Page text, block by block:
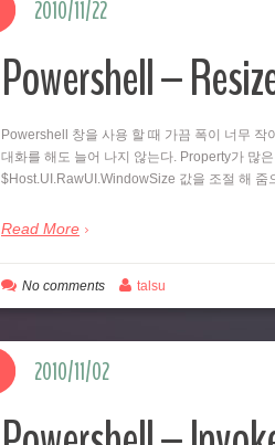
Powershell –
Powershell 창을 사용 할 때 가끔 폭이 너무 작
대화를 해도 늘어 나지 않는다. Property가 많
$Host.UI.RawUI.WindowSize 값을 조절 해 줌
Read More
2010/11/22
No comments talsu
2010/11/02